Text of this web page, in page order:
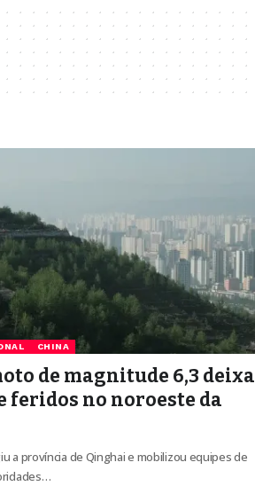
CHINA
de magnitude 6,3 deixa
feridos no noroeste da
a província de Qinghai e mobilizou equipes de